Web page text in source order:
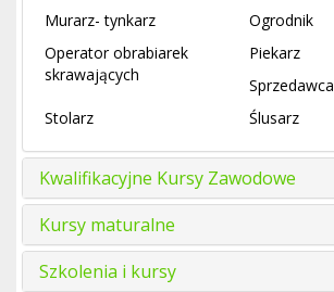
Murarz- tynkarz
Ogrodnik
Operator obrabiarek
skrawających
Piekarz
Sprzedawca
Stolarz
Ślusarz
Kwalifikacyjne Kursy Zawodowe
Kursy maturalne
Szkolenia i kursy